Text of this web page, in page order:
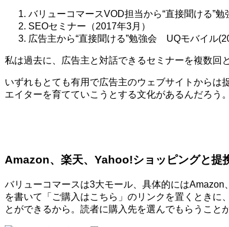
バリューコマースVOD担当から“直接聞ける”勉
SEOセミナー（2017年3月）
広告主から“直接聞ける”勉強会 UQモバイル
私は過去に、広告主と対話できるセミナーを複数回
いずれもとても有用で広告主のウェブサイトからは
エイターを育てていこうとする文化があるんだろう
Amazon、楽天、Yahoo!ショッピングと提
バリューコマースは3大モール、具体的には
を書いて「ご購入はこちら」のリンクを置くときに
とができるから。読者に購入先を選んでもらうこと